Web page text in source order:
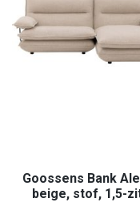
Goossens Bank
beige, stof, 1,5-